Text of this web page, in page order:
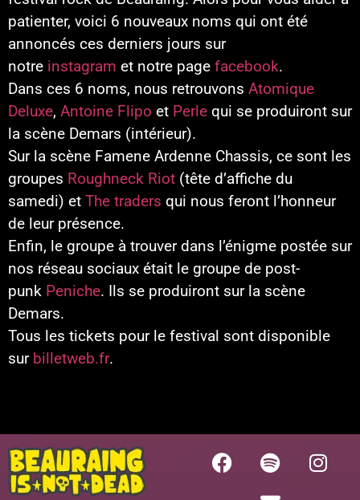
patienter, voici 6 nouveaux noms qui ont été
annoncés ces derniers jours sur
notre instagram et notre page facebook.
Dans ces 6 noms, nous retrouvons Atomique
Deluxe, Antoine Flipo et Perle qui se produiront sur
la scène Demars (intérieur).
Sur la scène Famene Ardenne Chassis, ce sont les
groupes Roughneck Riot (tête d’affiche du
samedi) et The traders qui nous feront l’honneur
de leur présence.
Enfin, le groupe à trouver dans l’énigme postée sur
nos réseau sociaux était le groupe de post-
punk Peniche. Ils se produiront sur la scène
Demars.
Tous les tickets pour le festival sont disponible
sur billetweb.fr.